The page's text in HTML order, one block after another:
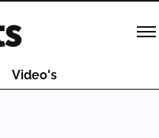
Video's